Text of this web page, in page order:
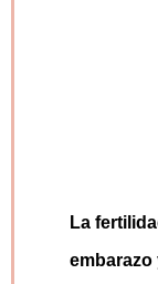
La
embarazo